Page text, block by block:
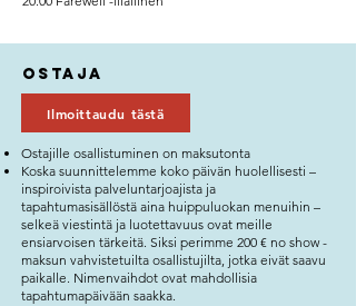
Ostaja
Ilmoittaudu tästä
Ostajille osallistuminen on maksutonta
Koska suunnittelemme koko päivän huolellisesti –
inspiroivista palveluntarjoajista ja
tapahtumasisällöstä aina huippuluokan menuihin –
selkeä viestintä ja luotettavuus ovat meille
ensiarvoisen tärkeitä. Siksi perimme 200 € no show -
maksun vahvistetuilta osallistujilta, jotka eivät saavu
paikalle. Nimenvaihdot ovat mahdollisia
tapahtumapäivään saakka.